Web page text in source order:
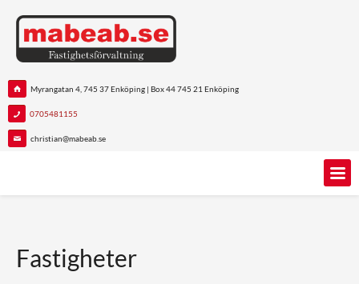
Myrangatan 4, 745 37 Enköping | Box 44 745 21 Enköping
0705481155
christian@mabeab.se
Fastigheter